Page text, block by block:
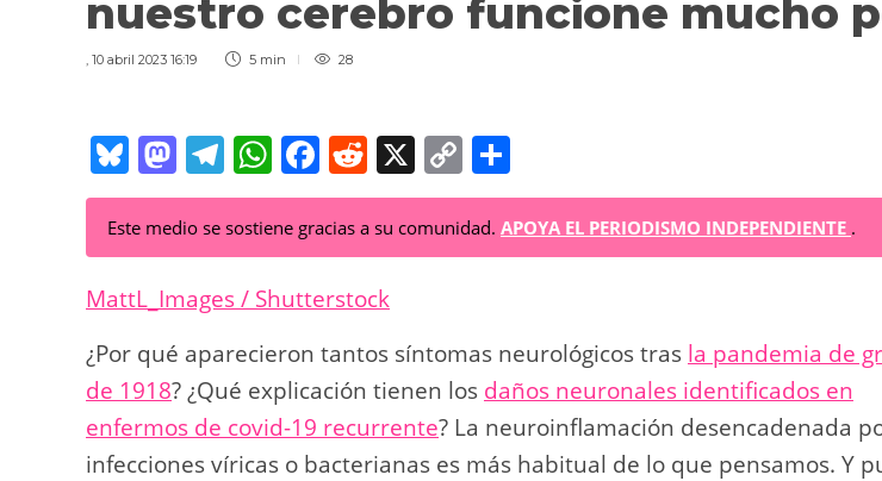
nuestro cerebro funcione mucho
10 abril 2023 16:19 5 min 28
Bl
u
e
sk
y
M
a
st
o
d
o
n
T
el
e
gr
a
m
W
h
at
s
A
p
p
F
a
c
e
b
o
o
k
R
e
d
di
t
X C
o
p
y
n
k
o
m
p
tir
Este medio se sostiene gracias a su comunidad. APOYA EL PERIODISMO INDEPENDIENTE .
MattL_Images / Shutterstock
¿Por qué aparecieron tantos síntomas neurológicos tras la pandemia de
de 1918? ¿Qué explicación tienen los daños neuronales identificados en
enfermos de covid-19 recurrente? La neuroinflamación desencadenada
infecciones víricas o bacterianas es más habitual de lo que pensamos. Y